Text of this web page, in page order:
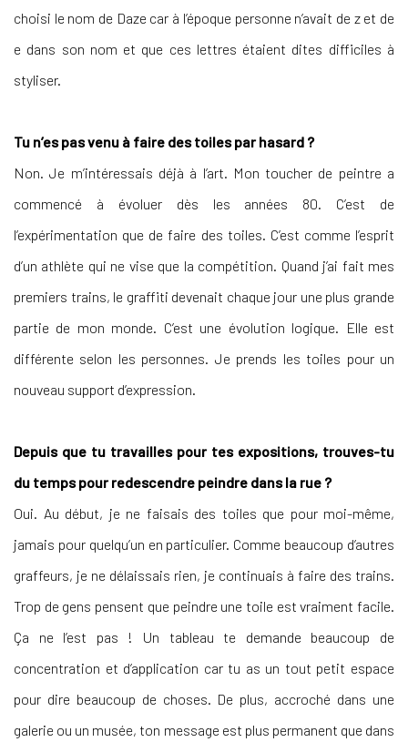
choisi le nom de Daze car à l’époque personne n’avait de z et de
e dans son nom et que ces lettres étaient dites difficiles à
styliser.
Tu n’es pas venu à faire des toiles par hasard ?
Non. Je m’intéressais déjà à l’art. Mon toucher de peintre a
commencé à évoluer dès les années 80. C’est de
l’expérimentation que de faire des toiles. C’est comme l’esprit
d’un athlète qui ne vise que la compétition. Quand j’ai fait mes
premiers trains, le graffiti devenait chaque jour une plus grande
partie de mon monde. C’est une évolution logique. Elle est
différente selon les personnes. Je prends les toiles pour un
nouveau support d’expression.
Depuis que tu travailles pour tes expositions, trouves-tu
du temps pour redescendre peindre dans la rue ?
Oui. Au début, je ne faisais des toiles que pour moi-même,
jamais pour quelqu’un en particulier. Comme beaucoup d’autres
graffeurs, je ne délaissais rien, je continuais à faire des trains.
Trop de gens pensent que peindre une toile est vraiment facile.
Ça ne l’est pas ! Un tableau te demande beaucoup de
concentration et d’application car tu as un tout petit espace
pour dire beaucoup de choses. De plus, accroché dans une
galerie ou un musée, ton message est plus permanent que dans